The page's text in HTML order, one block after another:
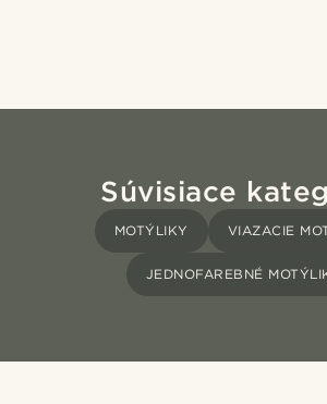
Súvisiace
MOTÝLIKY VIAZACIE
JEDNOFAREBNÉ